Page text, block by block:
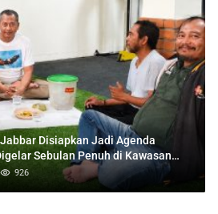
Disiapkan Jadi Agenda
Sebulan Penuh di Kawasan
Al Jabbar
926